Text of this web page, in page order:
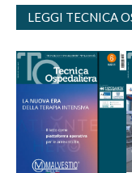
LEGGI TECNICA